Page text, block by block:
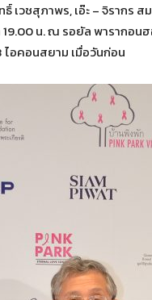
เวชสุภาพร, เอ๊ะ – จิรากร
19.00 น. ณ รอยัล พารากอ
อคอนสยาม เมื่อวันก่อน